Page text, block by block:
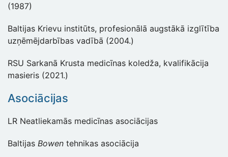
(1987)
Baltijas Krievu institūts, profesionālā augstākā izglītība
uzņēmējdarbības vadībā (2004.)
RSU Sarkanā Krusta medicīnas koledža, kvalifikācija
masieris (2021.)
Asociācijas
LR Neatliekamās medicīnas asociācijas
Baltijas Bowen tehnikas asociācija